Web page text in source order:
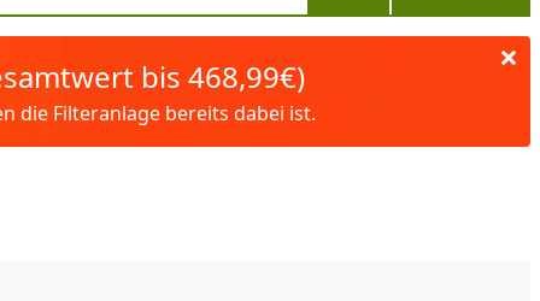
bis 468,99€)
die Filteranlage bereits dabei ist.